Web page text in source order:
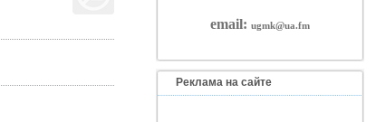
email: ugmk@ua.fm
Реклама на сайте